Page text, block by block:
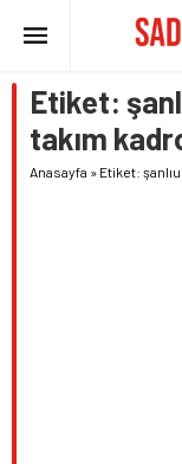
Etiket:
takım
Anasayfa » Etiket: